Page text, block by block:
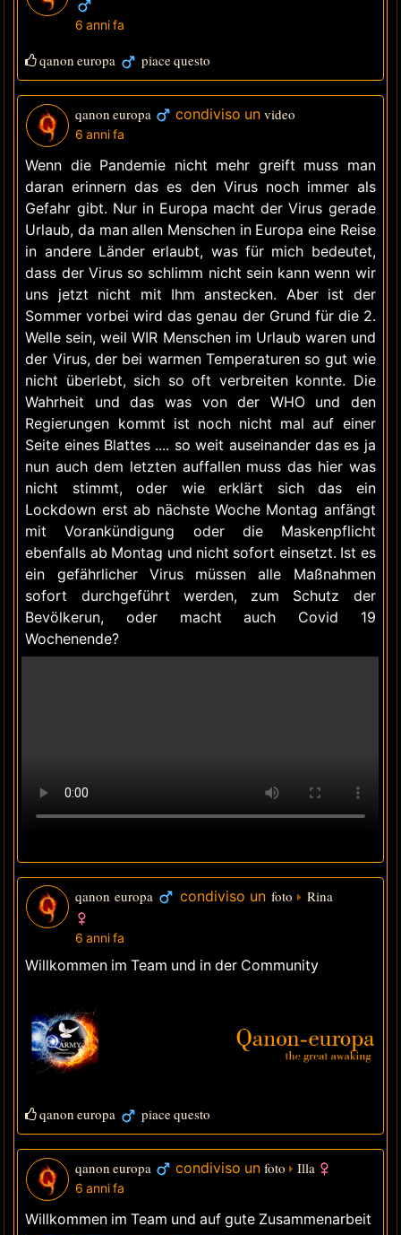
6 anni fa
qanon europa piace questo
qanon europa condiviso unvideo
6 anni fa
Wenn die Pandemie nicht mehr greift muss man
daran erinnern das es den Virus noch immer als
Gefahr gibt. Nur in Europa macht der Virus gerade
Urlaub, da man allen Menschen in Europa eine Reise
in andere Länder erlaubt, was für mich bedeutet,
dass der Virus so schlimm nicht sein kann wenn wir
uns jetzt nicht mit Ihm anstecken. Aber ist der
Sommer vorbei wird das genau der Grund für die 2.
Welle sein, weil WIR Menschen im Urlaub waren und
der Virus, der bei warmen Temperaturen so gut wie
nicht überlebt, sich so oft verbreiten konnte. Die
Wahrheit und das was von der WHO und den
Regierungen kommt ist noch nicht mal auf einer
Seite eines Blattes .... so weit auseinander das es ja
nun auch dem letzten auffallen muss das hier was
nicht stimmt, oder wie erklärt sich das ein
Lockdown erst ab nächste Woche Montag anfängt
mit Vorankündigung oder die Maskenpflicht
ebenfalls ab Montag und nicht sofort einsetzt. Ist es
ein gefährlicher Virus müssen alle Maßnahmen
sofort durchgeführt werden, zum Schutz der
Bevölkerun, oder macht auch Covid 19
Wochenende?
qanon europa condiviso un foto Rina
6 anni fa
Willkommen im Team und in der Community
qanon europa piace questo
qanon europa condiviso unfoto Illa
6 anni fa
Willkommen im Team und auf gute Zusammenarbeit